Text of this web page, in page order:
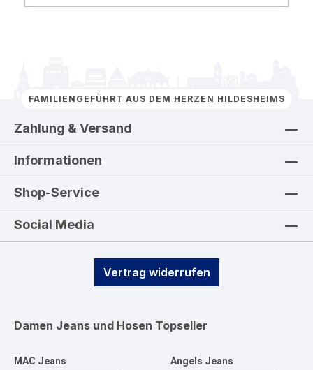
FAMILIENGEFÜHRT AUS DEM HERZEN HILDESHEIMS
Zahlung & Versand
Informationen
Shop-Service
Social Media
Vertrag widerrufen
Damen Jeans und Hosen Topseller
MAC Jeans Angels Jeans